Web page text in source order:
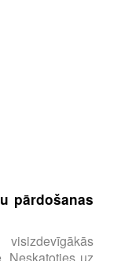
pārdošanas